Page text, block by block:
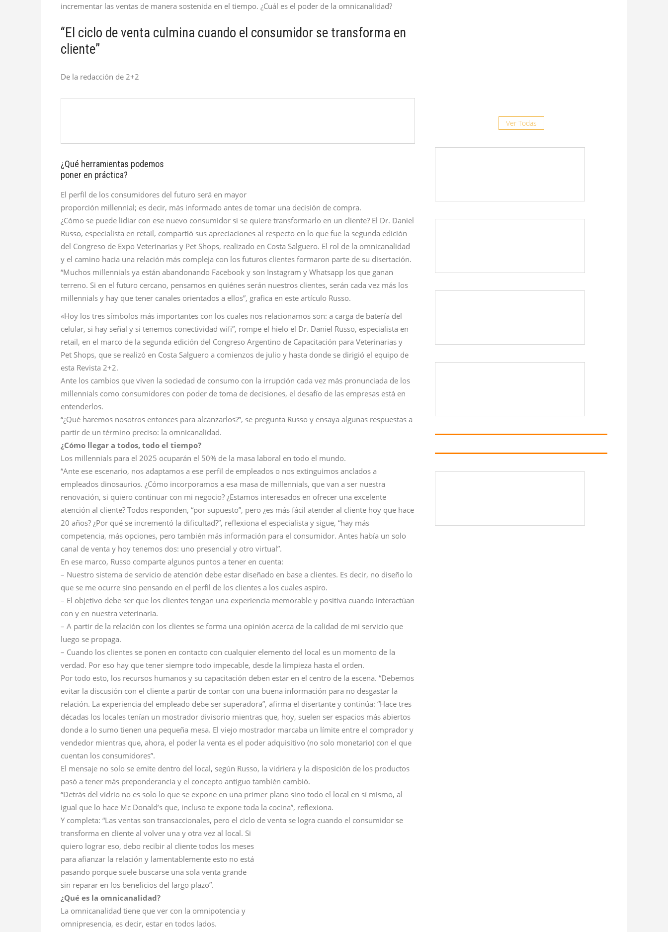
incrementar las ventas de manera sostenida en el tiempo. ¿Cuál es el poder de la omnicanalidad?
“El ciclo de venta culmina cuando el consumidor se transforma en
cliente”
De la redacción de 2+2
¿Qué herramientas podemos
poner en práctica?
El perfil de los consumidores del futuro será en mayor
proporción millennial; es decir, más informado antes de tomar una decisión de compra.
¿Cómo se puede lidiar con ese nuevo consumidor si se quiere transformarlo en un cliente? El Dr. Daniel
Russo, especialista en retail, compartió sus apreciaciones al respecto en lo que fue la segunda edición
del Congreso de Expo Veterinarias y Pet Shops, realizado en Costa Salguero. El rol de la omnicanalidad
y el camino hacia una relación más compleja con los futuros clientes formaron parte de su disertación.
“Muchos millennials ya están abandonando Facebook y son Instagram y Whatsapp los que ganan
terreno. Si en el futuro cercano, pensamos en quiénes serán nuestros clientes, serán cada vez más los
millennials y hay que tener canales orientados a ellos”, grafica en este artículo Russo.
«Hoy los tres símbolos más importantes con los cuales nos relacionamos son: a carga de batería del
celular, si hay señal y si tenemos conectividad wifi”, rompe el hielo el Dr. Daniel Russo, especialista en
retail, en el marco de la segunda edición del Congreso Argentino de Capacitación para Veterinarias y
Pet Shops, que se realizó en Costa Salguero a comienzos de julio y hasta donde se dirigió el equipo de
esta Revista 2+2.
Ante los cambios que viven la sociedad de consumo con la irrupción cada vez más pronunciada de los
millennials como consumidores con poder de toma de decisiones, el desafío de las empresas está en
entenderlos.
“¿Qué haremos nosotros entonces para alcanzarlos?”, se pregunta Russo y ensaya algunas respuestas a
partir de un término preciso: la omnicanalidad.
¿Cómo llegar a todos, todo el tiempo?
Los millennials para el 2025 ocuparán el 50% de la masa laboral en todo el mundo.
“Ante ese escenario, nos adaptamos a ese perfil de empleados o nos extinguimos anclados a
empleados dinosaurios. ¿Cómo incorporamos a esa masa de millennials, que van a ser nuestra
renovación, si quiero continuar con mi negocio? ¿Estamos interesados en ofrecer una excelente
atención al cliente? Todos responden, “por supuesto”, pero ¿es más fácil atender al cliente hoy que hace
20 años? ¿Por qué se incrementó la dificultad?”, reflexiona el especialista y sigue, “hay más
competencia, más opciones, pero también más información para el consumidor. Antes había un solo
canal de venta y hoy tenemos dos: uno presencial y otro virtual”.
En ese marco, Russo comparte algunos puntos a tener en cuenta:
– Nuestro sistema de servicio de atención debe estar diseñado en base a clientes. Es decir, no diseño lo
que se me ocurre sino pensando en el perfil de los clientes a los cuales aspiro.
– El objetivo debe ser que los clientes tengan una experiencia memorable y positiva cuando interactúan
con y en nuestra veterinaria.
– A partir de la relación con los clientes se forma una opinión acerca de la calidad de mi servicio que
luego se propaga.
– Cuando los clientes se ponen en contacto con cualquier elemento del local es un momento de la
verdad. Por eso hay que tener siempre todo impecable, desde la limpieza hasta el orden.
Por todo esto, los recursos humanos y su capacitación deben estar en el centro de la escena. “Debemos
evitar la discusión con el cliente a partir de contar con una buena información para no desgastar la
relación. La experiencia del empleado debe ser superadora”, afirma el disertante y continúa: “Hace tres
décadas los locales tenían un mostrador divisorio mientras que, hoy, suelen ser espacios más abiertos
donde a lo sumo tienen una pequeña mesa. El viejo mostrador marcaba un límite entre el comprador y
vendedor mientras que, ahora, el poder la venta es el poder adquisitivo (no solo monetario) con el que
cuentan los consumidores”.
El mensaje no solo se emite dentro del local, según Russo, la vidriera y la disposición de los productos
pasó a tener más preponderancia y el concepto antiguo también cambió.
“Detrás del vidrio no es solo lo que se expone en una primer plano sino todo el local en sí mismo, al
igual que lo hace Mc Donald’s que, incluso te expone toda la cocina”, reflexiona.
Y completa: “Las ventas son transaccionales, pero el ciclo de venta se logra cuando el consumidor se
transforma en cliente al volver una y otra vez al local. Si
quiero lograr eso, debo recibir al cliente todos los meses
para afianzar la relación y lamentablemente esto no está
pasando porque suele buscarse una sola venta grande
sin reparar en los beneficios del largo plazo”.
¿Qué es la omnicanalidad?
La omnicanalidad tiene que ver con la omnipotencia y
omnipresencia, es decir, estar en todos lados.
Ver Todas